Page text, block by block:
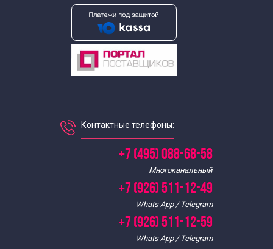
Групповые экскурсии по Москве
Индивидуальные экскурсии по Москве
Контактные телефоны:
+7 (495) 088-68-58
Многоканальный
+7 (926) 511-12-49
Whats App / Telegram
+7 (926) 511-12-59
Whats App / Telegram